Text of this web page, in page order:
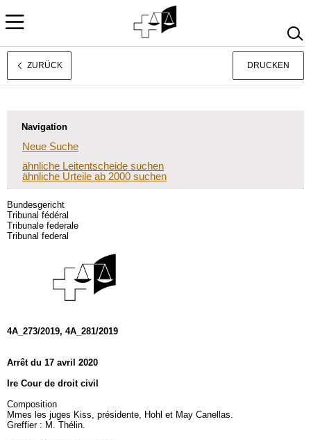
Français
ZURÜCK DRUCKEN
Navigation
Neue Suche
ähnliche Leitentscheide suchen
ähnliche Urteile ab 2000 suchen
Bundesgericht
Tribunal fédéral
Tribunale federale
Tribunal federal
4A_273/2019, 4A_281/2019
Arrêt du 17 avril 2020
Ire Cour de droit civil
Composition
Mmes les juges Kiss, présidente, Hohl et May Canellas.
Greffier : M. Thélin.